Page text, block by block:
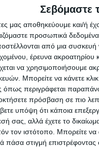
Σεβόμαστε
μας αποθηκεύουμε και/
προσωπικά
από μια συσκευή
έρευνα
να χρησιμοποιήσουμε
Μπορείτε να κάνετε κλικ
περιγράφεται
πρόσβαση σε πιο
υπόψη ότι κάποια
σας, αλλά έχετε το
τον ιστότοπο. Μπορείτε να
στιγμή επιστρέφοντας
Energy Yamaha
KTM Tech3
Lenovo Team
Racing MotoGP
Honda LCR
Pramac Yamaha
Energy Yamaha
Pramac Yamaha
Enduro VR46